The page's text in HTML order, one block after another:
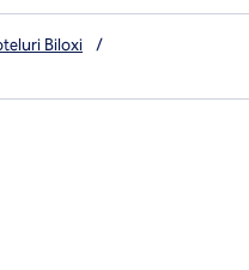
Biloxi
/